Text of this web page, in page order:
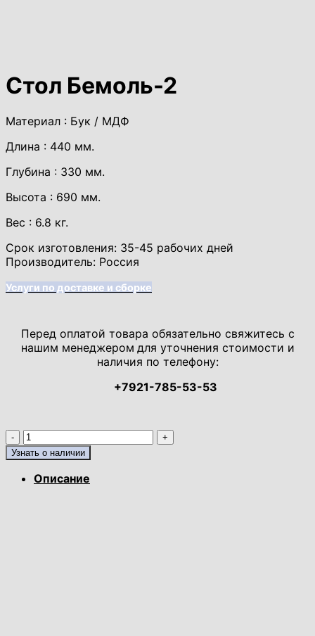
Стол Бемоль-2
Материал : Бук / МДФ
Длина : 440 мм.
Глубина : 330 мм.
Высота : 690 мм.
Вес : 6.8 кг.
Срок изготовления: 35-45 рабочих дней
Производитель: Россия
Услуги по доставке и сборке
Перед оплатой товара обязательно свяжитесь с
нашим менеджером для уточнения стоимости и
наличия по телефону:
+7921-785-53-53
Количество
товара
Стол
Бемоль-2
Узнать о наличии
Описание